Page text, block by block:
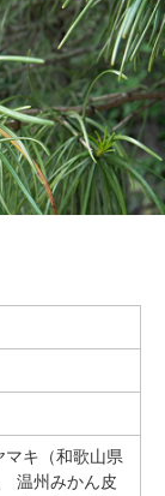
キ（和歌山県
温州みかん皮